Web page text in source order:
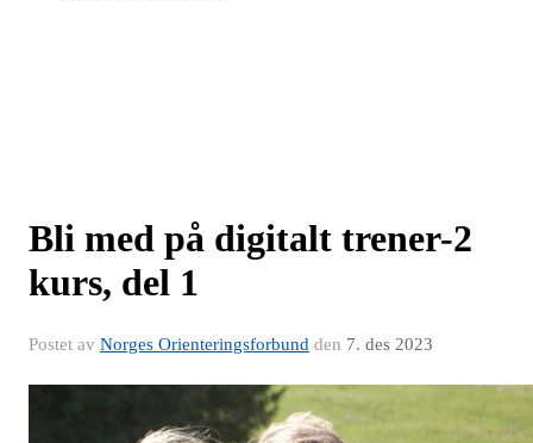
Bli med på digitalt trener-2
kurs, del 1
Postet av Norges Orienteringsforbund den 7. des 2023